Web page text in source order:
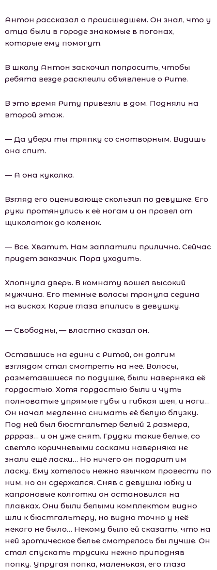
Антон рассказал о происшедшем. Он знал, что у
отца были в городе знакомые в погонах,
которые ему помогут.
В шкoлу Антон заскочил попросить, чтобы
ребята везде расклеили объявление о Рите.
В это время Риту привезли в дом. Подняли на
второй этаж.
— Да убери ты тряпку со снотворным. Видишь
она спит.
— А она куколка.
Взгляд его оценивающе скользил по девушке. Его
руки протянулись к её ногам и он провел от
щиколоток до коленок.
— Все. Хватит. Нам заплатили прилично. Сейчас
придет заказчик. Пора уходить.
Хлопнула дверь. В комнату вошел высокий
мужчина. Его темные волосы тронула седина
на висках. Карие глаза впились в девушку.
— Свободны, — властно сказал он.
Оставшись на едини с Ритой, он долгим
взглядом стал смотреть на неё. Волосы,
разметавшиеся по подушке, были наверняка её
гордостью. Хотя гордостью были и чуть
полноватые упрямые губы и гибкая шея, и ноги…
Он начал медленно снимать её белую блузку.
Под ней был бюстгальтер белый 2 размера,
рррраз… и он уже снят. Грудки такие белые, со
светло коричневыми сосками наверняка не
знали ещё ласки… Но ничего он подарит им
ласку. Ему хотелось нежно язычком провести по
ним, но он сдержался. Сняв с девушки юбку и
капроновые колготки он остановился на
плавках. Они были белыми комплектом видно
шли к бюстгальтеру, но видно точно у неё
некого не было… Некому было ей сказать, что на
ней эротическое белье смотрелось бы лучше. Он
стал спускать трусики нежно приподняв
попку. Упругая попка, маленькая, его глаза